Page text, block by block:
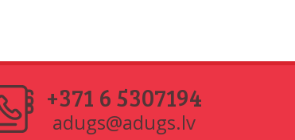
+371 6 5307194
adugs@adugs.lv